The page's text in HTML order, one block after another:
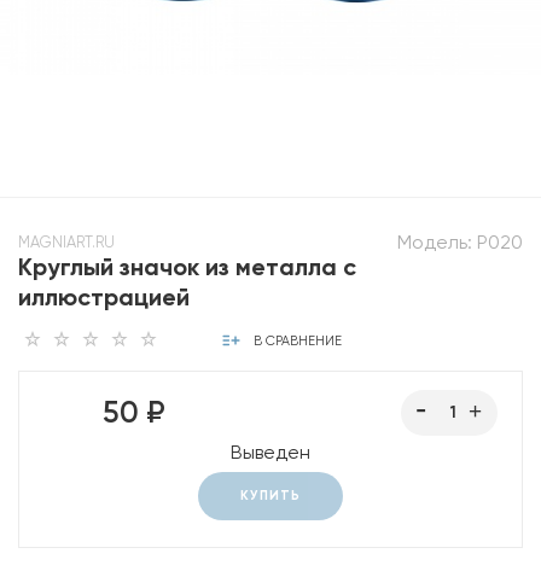
Модель: P020
MAGNIART.RU
Круглый значок из металла с
иллюстрацией
В СРАВНЕНИЕ
50 ₽
Выведен
КУПИТЬ